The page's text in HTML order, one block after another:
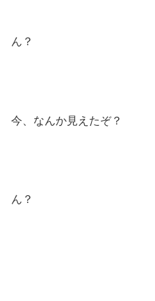
ん？
今、なんか見えたぞ？
ん？